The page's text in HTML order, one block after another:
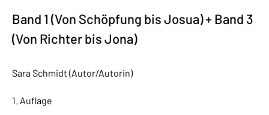
Band 1 (Von Schöpfung bis Josua) + Band 3
(Von Richter bis Jona)
Sara Schmidt (Autor/Autorin)
1. Auflage